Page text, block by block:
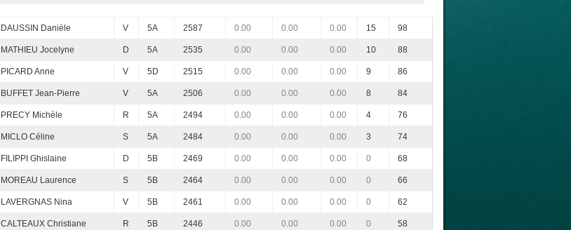
DAUSSIN Danièle V 5A 2587 0.00 0.00 0.00 15 98
MATHIEU Jocelyne D 5A 2535 0.00 0.00 0.00 10 88
PICARD Anne V 5D 2515 0.00 0.00 0.00 9 86
BUFFET Jean-Pierre V 5A 2506 0.00 0.00 0.00 8 84
PRECY Michèle R 5A 2494 0.00 0.00 0.00 4 76
MICLO Céline S 5A 2484 0.00 0.00 0.00 3 74
FILIPPI Ghislaine D 5B 2469 0.00 0.00 0.00 0 68
MOREAU Laurence S 5B 2464 0.00 0.00 0.00 0 66
LAVERGNAS Nina V 5B 2461 0.00 0.00 0.00 0 62
CALTEAUX Christiane R 5B 2446 0.00 0.00 0.00 0 58